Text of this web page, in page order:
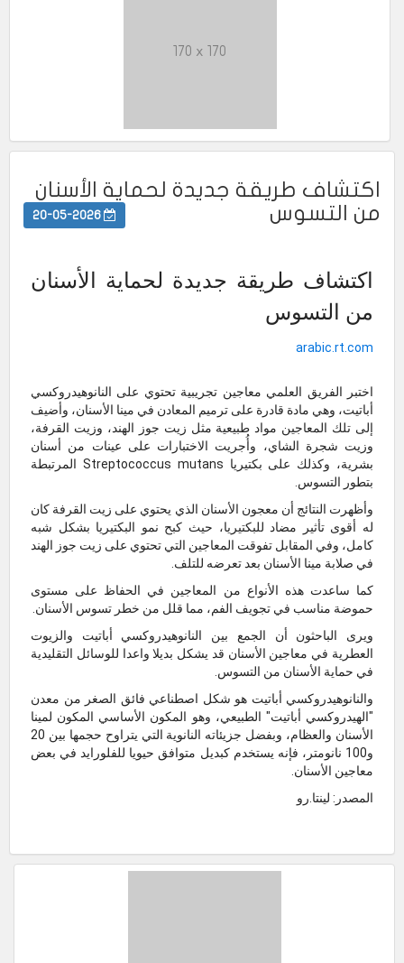
170 x 170
اكتشاف طريقة جديدة لحماية الأسنان
من التسوس
اكتشاف طريقة جديدة لحماية الأسنان
من التسوس
arabic.rt.com
اختبر الفريق العلمي معاجين تجريبية تحتوي على النانوهيدروكسي
أباتيت، وهي مادة قادرة على ترميم المعادن في مينا الأسنان، وأضيف
إلى تلك المعاجين مواد طبيعية مثل زيت جوز الهند، وزيت القرفة،
وزيت شجرة الشاي، وأُجريت الاختبارات على عينات من أسنان
بشرية، وكذلك على بكتيريا Streptococcus mutans المرتبطة
بتطور التسوس.
وأظهرت النتائج أن معجون الأسنان الذي يحتوي على زيت القرفة كان
له أقوى تأثير مضاد للبكتيريا، حيث كبح نمو البكتيريا بشكل شبه
كامل، وفي المقابل تفوقت المعاجين التي تحتوي على زيت جوز الهند
في صلابة مينا الأسنان بعد تعرضه للتلف.
كما ساعدت هذه الأنواع من المعاجين في الحفاظ على مستوى
حموضة مناسب في تجويف الفم، مما قلل من خطر تسوس الأسنان.
ويرى الباحثون أن الجمع بين النانوهيدروكسي أباتيت والزيوت
العطرية في معاجين الأسنان قد يشكل بديلا واعدا للوسائل التقليدية
في حماية الأسنان من التسوس.
والنانوهيدروكسي أباتيت هو شكل اصطناعي فائق الصغر من معدن
"الهيدروكسي أباتيت" الطبيعي، وهو المكون الأساسي المكون لمينا
الأسنان والعظام، وبفضل جزيئاته النانوية التي يتراوح حجمها بين 20
و100 نانومتر، فإنه يستخدم كبديل متوافق حيويا للفلورايد في بعض
معاجين الأسنان.
المصدر: لينتا.رو